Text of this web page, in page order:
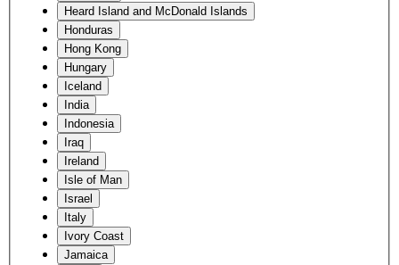
Heard Island and McDonald Islands
Honduras
Hong Kong
Hungary
Iceland
India
Indonesia
Iraq
Ireland
Isle of Man
Israel
Italy
Ivory Coast
Jamaica